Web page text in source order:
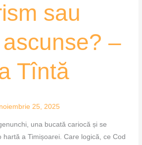
sau
–
Tîntă
noiembrie 25, 2025
una bucată cariocă și se
a Timișoarei. Care logică, ce Cod